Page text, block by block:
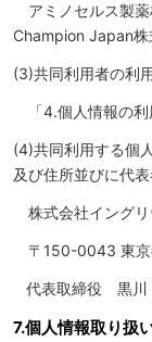
アミノセルス製薬
Champion Japan株
(3)共同利用者の利
「4.個人情報の利
(4)共同利用する個
及び住所並びに代
株式会社イングリ
〒150-0043 東京
代表取締役 黒川
7.個人情報取り扱